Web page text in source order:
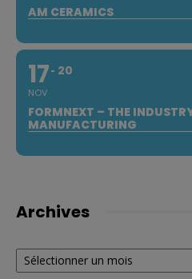
AM CERAMICS
17
NOV
20
FORMNEXT – THE
MANUFACTURING
Archives
Archives